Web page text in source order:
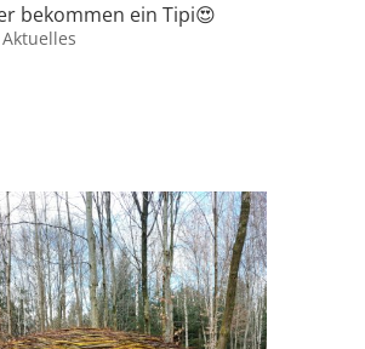
bekommen ein Tipi😍
Aktuelles